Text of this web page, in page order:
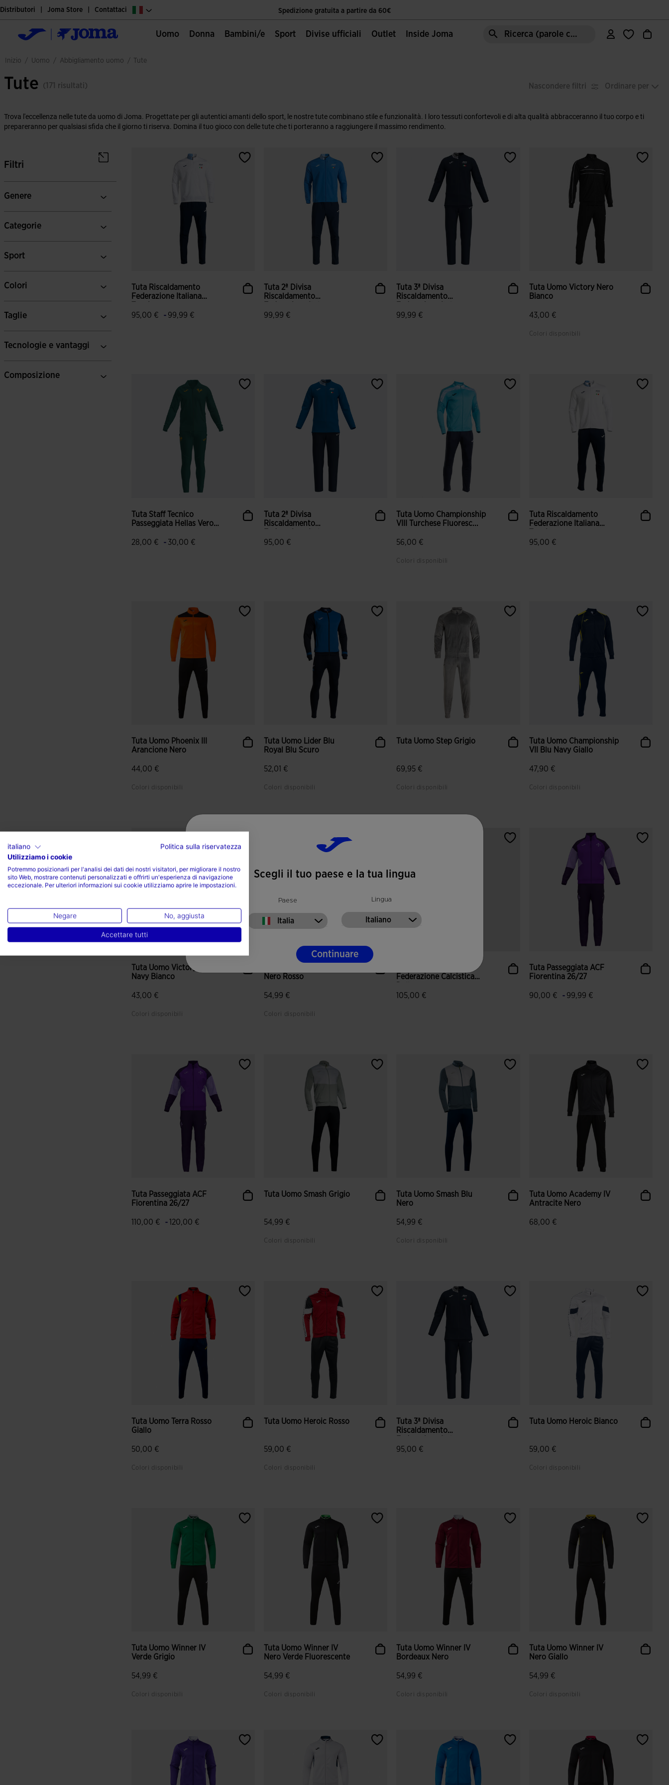
Spedizione gratuita a partire da 60€
Unica Pagina Ufficiale Joma Sport
Distributori Joma Store Contattaci
Uomo Donna Bambini/e Sport Divise ufficiali Outlet Inside Joma Ricerca (parole chiave, ecc.)
inizio / uomo / abbigliamento uomo / tute
Tute (171 risultati) Nascondere filtri Ordinare per
Trova l'eccellenza nelle tute da uomo di Joma. Progettate per gli autentici amanti dello sport, le nostre tute combinano stile e funzionalità. I loro tessuti confortevoli e di alta qualità abbracceranno il tuo corpo e ti
prepareranno per qualsiasi sfida che il giorno ti riserva. Domina il tuo gioco con delle tute che ti porteranno a raggiungere il massimo rendimento.
Filtri
Genere
Categorie
Sport
Colori
Taglie
Tecnologie e vantaggi
Composizione
Tuta Riscaldamento
Federazione Italiana
95,00 €
- 99,99 €
Tuta 2ª Divisa
Riscaldamento
99,99 €
Tuta 3ª Divisa
Riscaldamento
99,99 €
Tuta Uomo Victory Nero
Bianco
43,00 €
Colori disponibili
Tuta Staff Tecnico
Passeggiata Hellas Verona
28,00 €
- 30,00 €
Tuta 2ª Divisa
Riscaldamento
95,00 €
Tuta Uomo Championship
VIII Turchese Fluoresc...
56,00 €
Colori disponibili
Tuta Riscaldamento
Federazione Italiana
95,00 €
Tuta Uomo Phoenix III
Arancione Nero
44,00 €
Colori disponibili
5 su 5 valutazione dei clienti
Tuta Uomo Lider Blu
Royal Blu Scuro
52,01 €
Colori disponibili
Tuta Uomo Step Grigio
69,95 €
Colori disponibili
4,3 su 5 valutazione dei clienti
Tuta Uomo Championship
VII Blu Navy Giallo
47,90 €
Colori disponibili
Tuta Uomo Victory Blu
Navy Bianco
43,00 €
Colori disponibili
Nero Rosso
54,99 €
Colori disponibili
Federazione Calcistica
105,00 €
Tuta Passeggiata ACF
Fiorentina 26/27
90,00 € - 99,99 €
Tuta Passeggiata ACF
Fiorentina 26/27
110,00 € -120,00 €
Tuta Uomo Smash Grigio
54,99 €
Colori disponibili
Tuta Uomo Smash Blu
Nero
54,99 €
Colori disponibili
Tuta Uomo Academy IV
Antracite Nero
68,00 €
Tuta Uomo Terra Rosso
Giallo
50,00 €
Colori disponibili
Tuta Uomo Heroic Rosso
59,00 €
Colori disponibili
Tuta 3ª Divisa
Riscaldamento
95,00 €
Tuta Uomo Heroic Bianco
59,00 €
Colori disponibili
Tuta Uomo Winner IV
Verde Grigio
54,99 €
Colori disponibili
Tuta Uomo Winner IV
Nero Verde Fluorescente
54,99 €
Colori disponibili
Tuta Uomo Winner IV
Bordeaux Nero
54,99 €
Colori disponibili
Tuta Uomo Winner IV
Nero Giallo
54,99 €
Colori disponibili
Scegli il tuo paese e la tua lingua
Paese
Italia
Lingua
Italiano
Continuare
italiano
Politica sulla riservatezza
Utilizziamo i cookie
Potremmo posizionarli per l'analisi dei dati dei nostri visitatori, per migliorare il nostro
sito Web, mostrare contenuti personalizzati e offrirti un'esperienza di navigazione
eccezionale. Per ulteriori informazioni sui cookie utilizziamo aprire le impostazioni.
Negare No, aggiusta
Accettare tutti